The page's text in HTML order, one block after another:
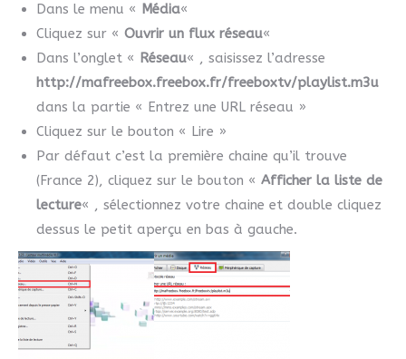
Dans le menu « Média«
Cliquez sur « Ouvrir un flux réseau«
Dans l’onglet « Réseau« , saisissez l’adresse
http://mafreebox.freebox.fr/freeboxtv/playlist.m3u
dans la partie « Entrez une URL réseau »
Cliquez sur le bouton « Lire »
Par défaut c’est la première chaine qu’il trouve
(France 2), cliquez sur le bouton « Afficher la liste de
lecture« , sélectionnez votre chaine et double cliquez
dessus le petit aperçu en bas à gauche.